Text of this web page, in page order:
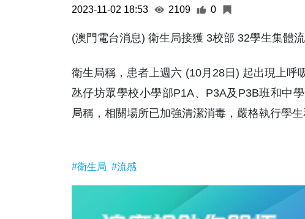
2023-11-02 18:53 2109 0
(澳門電台消息) 衛生局接獲 3校部 32學生集體
衛生局稱，患者上週六 (10月28日) 起出現上呼
氹仔坊眾學校小學部P1A、P3A及P3B班和中
局稱，相關場所已加強清潔消毒，嚴格執行學
#衛生局 #流感